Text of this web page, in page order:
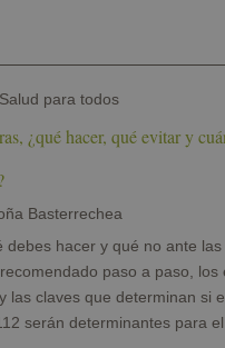
Salud para todos
¿qué hacer, qué evitar y
Basterrechea
debes hacer y qué no ante
paso a paso, los
las claves que determinan si
serán determinantes para